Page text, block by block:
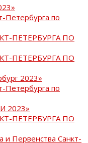
Петербурга по
ПЕТЕРБУРГА ПО
ПЕТЕРБУРГА ПО
2023»
Петербурга по
2023»
ПЕТЕРБУРГА ПО
и Первенства Санкт-